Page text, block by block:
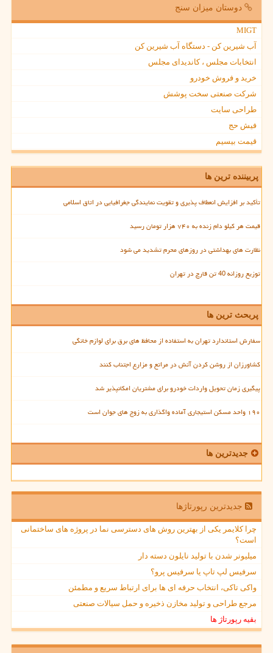
دوستان میزان سنج
MIGT
آب شیرین کن - دستگاه آب شیرین کن
انتخابات مجلس ، کاندیدای مجلس
خرید و فروش خودرو
شرکت صنعتی سخت پوشش
طراحی سایت
فیش حج
قیمت بیسیم
پربیننده ترین ها
تأکید بر افزایش انعطاف پذیری و تقویت نمایندگی جغرافیایی در اتاق اسلامی
قیمت هر کیلو دام زنده به ۷۴۰ هزار تومان رسید
نظارت های بهداشتی در روزهای محرم تشدید می شود
توزیع روزانه 40 تن قارچ در تهران
پربحث ترین ها
سفارش استاندارد تهران به استفاده از محافظ های برق برای لوازم خانگی
کشاورزان از روشن کردن آتش در مراتع و مزارع اجتناب کنند
پیگیری زمان تحویل واردات خودرو برای مشتریان امکانپذیر شد
۱۹۰ واحد مسکن استیجاری آماده واگذاری به زوج های جوان است
جدیدترین ها
جدیدترین رپورتاژها
چرا کلایمر یکی از بهترین روش های دسترسی نما در پروژه های ساختمانی
است؟
میلیونر شدن با تولید نایلون دسته دار
سرفیس لپ تاپ یا سرفیس پرو؟
واکی تاکی، انتخاب حرفه ای ها برای ارتباط سریع و مطمئن
مرجع طراحی و تولید مخازن ذخیره و حمل سیالات صنعتی
بقیه رپورتاژ ها